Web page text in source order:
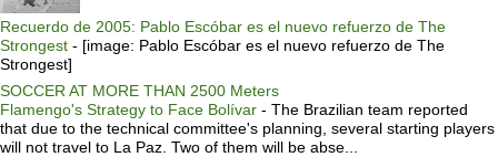
Recuerdo de 2005: Pablo Escóbar es el nuevo refuerzo de The
Strongest - [image: Pablo Escóbar es el nuevo refuerzo de The
Strongest]
SOCCER AT MORE THAN 2500 Meters
Flamengo's Strategy to Face Bolívar - The Brazilian team reported
that due to the technical committee's planning, several starting players
will not travel to La Paz. Two of them will be abse...